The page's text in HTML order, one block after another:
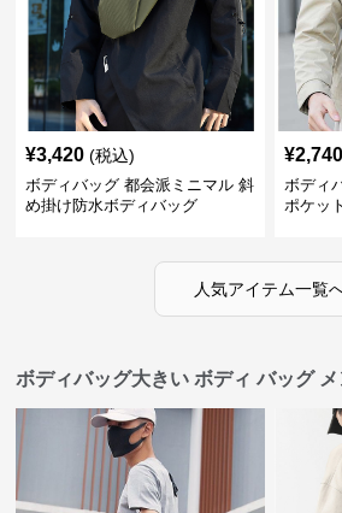
¥3,420 (税込)
ボディバッグ 都会派ミニマル 斜
め掛け防水ボディバッグ
¥2,740
ボディ
ポケッ
人気アイテム一覧
ボディバッグ大きい ボディ バッグ